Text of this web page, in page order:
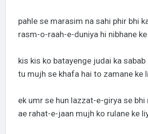
pahle se marasim na sahi phir bhi
rasm-o-raah-e-duniya hi nibhane
kis kis ko batayenge judai ka sabab
tu mujh se khafa hai to zamane ke
ek umr se hun lazzat-e-girya se
ae rahat-e-jaan mujh ko rulane ke